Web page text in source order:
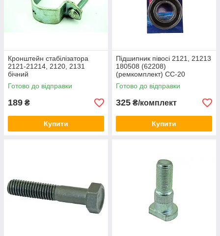
Кронштейн стабілізатора
2121-21214, 2120, 2131
бічний
Готово до відправки
189 ₴
Купити
Підшипник півосі 2121, 21213
180508 (62208)
(ремкомплект) СС-20
Готово до відправки
325 ₴/комплект
Купити